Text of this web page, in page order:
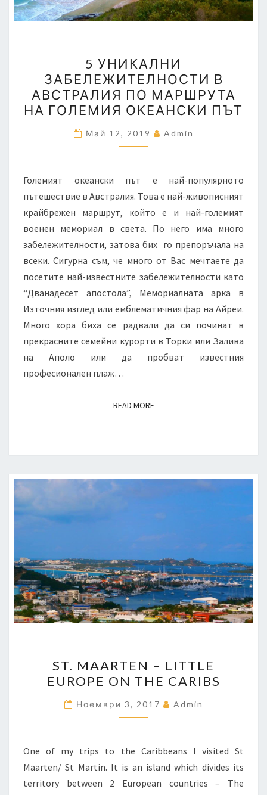
УНИКАЛНИ
ЗАБЕЛЕЖИТЕЛНОСТИ
В
АВСТРАЛИЯ
ПО
МАРШРУТА
ГОЛЕМИЯ
ОКЕАНСКИ
ПЪТ
5 УНИКАЛНИ
ЗАБЕЛЕЖИТЕЛНОСТИ В
АВСТРАЛИЯ ПО МАРШРУТА
НА ГОЛЕМИЯ ОКЕАНСКИ ПЪТ
Май 12, 2019 Admin
Големият океански път е най-популярното
пътешествие в Австралия. Това е най-живописният
крайбрежен маршрут, който е и най-големият
военен мемориал в света. По него има много
забележителности, затова бих го препоръчала на
всеки. Сигурна съм, че много от Вас мечтаете да
посетите най-известните забележителности като
“Дванадесет апостола”, Мемориалната арка в
Източния изглед или емблематичния фар на Айреи.
Много хора биха се радвали да си починат в
прекрасните семейни курорти в Торки или Залива
на Аполо или да пробват известния
професионален плаж…
READ MOREREAD MORE
MAARTEN
–
LITTLE
EUROPE
THE
CARIBS
ST. MAARTEN – LITTLE
EUROPE ON THE CARIBS
Ноември 3, 2017 Admin
One of my trips to the Caribbeans I visited St
Maarten/ St Martin. It is an island which divides its
territory between 2 European countries – The